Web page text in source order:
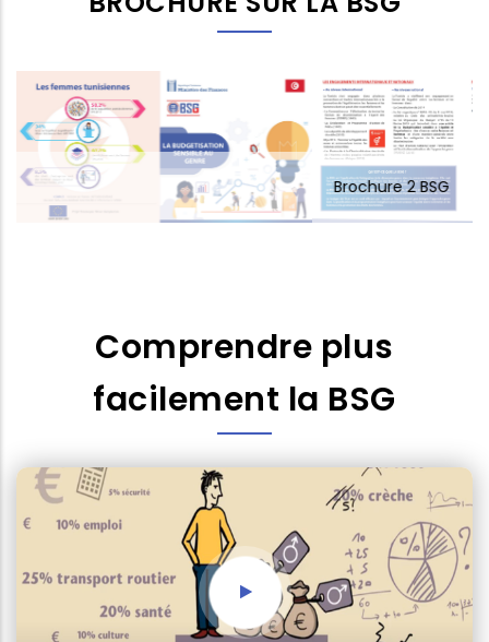
Brochure 2 BSG
Comprendre plus
facilement la BSG